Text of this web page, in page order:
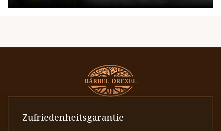
Zufriedenheitsgarantie